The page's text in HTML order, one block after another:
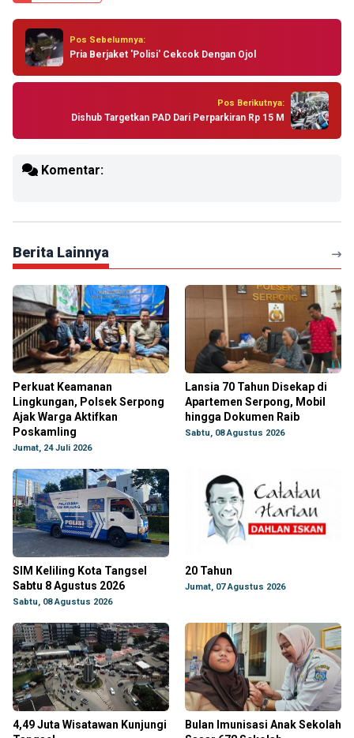
Pos Sebelumnya:
Pria Berjaket 'Polisi' Cekcok Dengan Ojol
Pos Berikutnya:
Dishub Targetkan PAD Dari Perparkiran Rp 15 M
Komentar:
Berita Lainnya
Perkuat Keamanan
Lingkungan, Polsek Serpong
Ajak Warga Aktifkan
Poskamling
Jumat, 24 Juli 2026
Lansia 70 Tahun Disekap di
Apartemen Serpong, Mobil
hingga Dokumen Raib
Sabtu, 08 Agustus 2026
SIM Keliling Kota Tangsel
Sabtu 8 Agustus 2026
Sabtu, 08 Agustus 2026
20 Tahun
Jumat, 07 Agustus 2026
4,49 Juta Wisatawan Kunjungi
Bulan Imunisasi Anak Sekolah